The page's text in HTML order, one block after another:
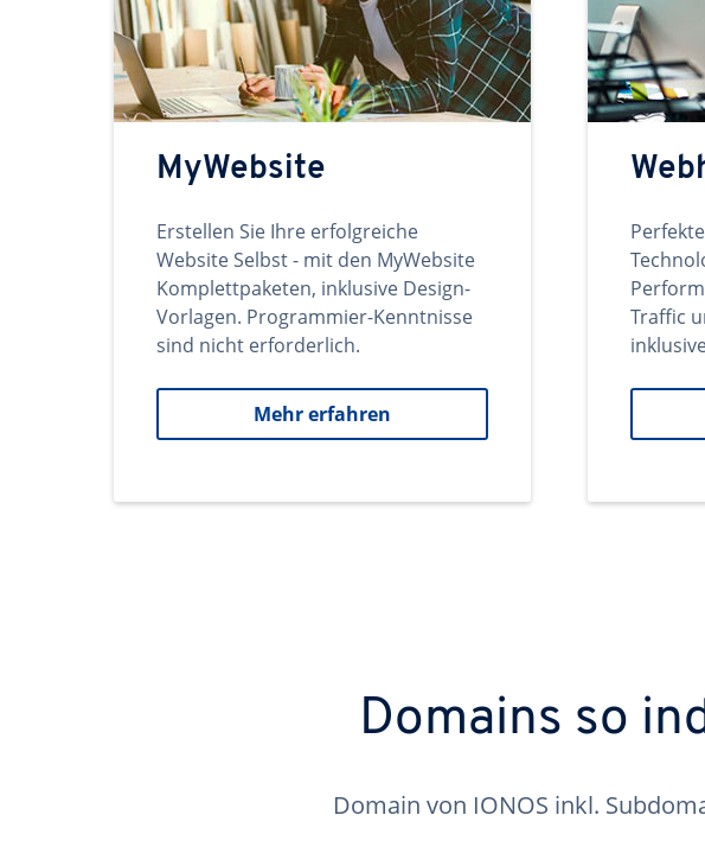
MyWebsite
Erstellen Sie Ihre erfolgreiche
Website Selbst - mit den MyWebsite
Komplettpaketen, inklusive Design-
Vorlagen. Programmier-Kenntnisse
sind nicht erforderlich.
Mehr erfahren
Traffic
Domains so
Domain von IONOS inkl.